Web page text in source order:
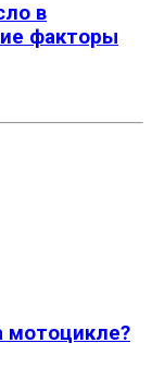
в
факторы
мотоцикле?